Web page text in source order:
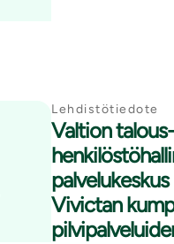
Lehdistötiedote
Valtion
Vivictan